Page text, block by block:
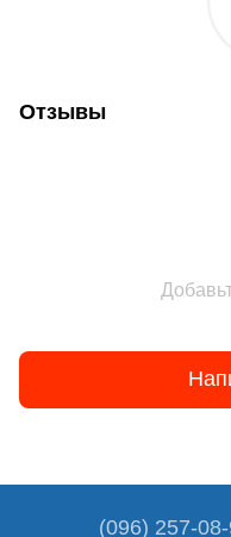
Отзывы
(096) 257-